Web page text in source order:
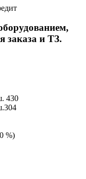
заказа и ТЗ.
430
%)